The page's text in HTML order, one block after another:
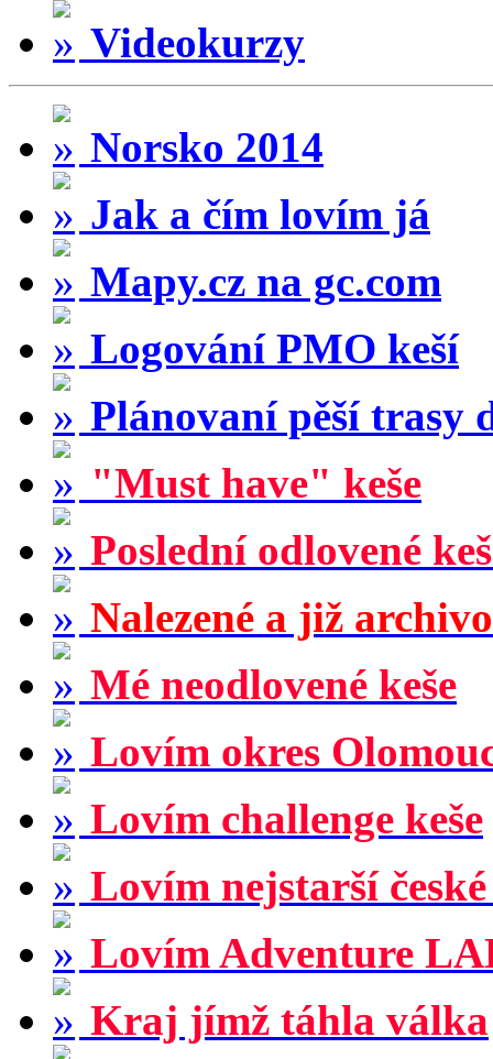
Videokurzy
Norsko 2014
Jak a čím lovím já
Mapy.cz na gc.com
Logování PMO keší
Plánovaní pěší trasy
"Must have" keše
Poslední odlovené
Nalezené a již
Mé neodlovené keše
Lovím okres
Lovím challenge keše
Lovím nejstarší české
Lovím Adventure
Kraj jímž táhla válka